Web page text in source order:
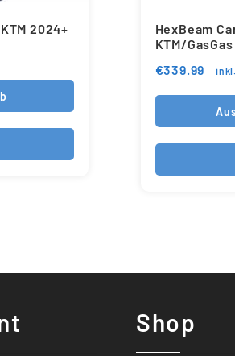
2024+
HexBeam
KTM/GasGas
€339.99
Shop